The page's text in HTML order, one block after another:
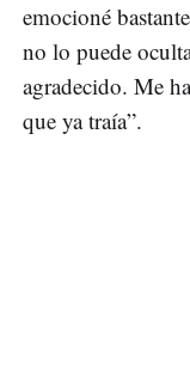
emocioné
no lo puede
agradecido. Me
que ya traía”.